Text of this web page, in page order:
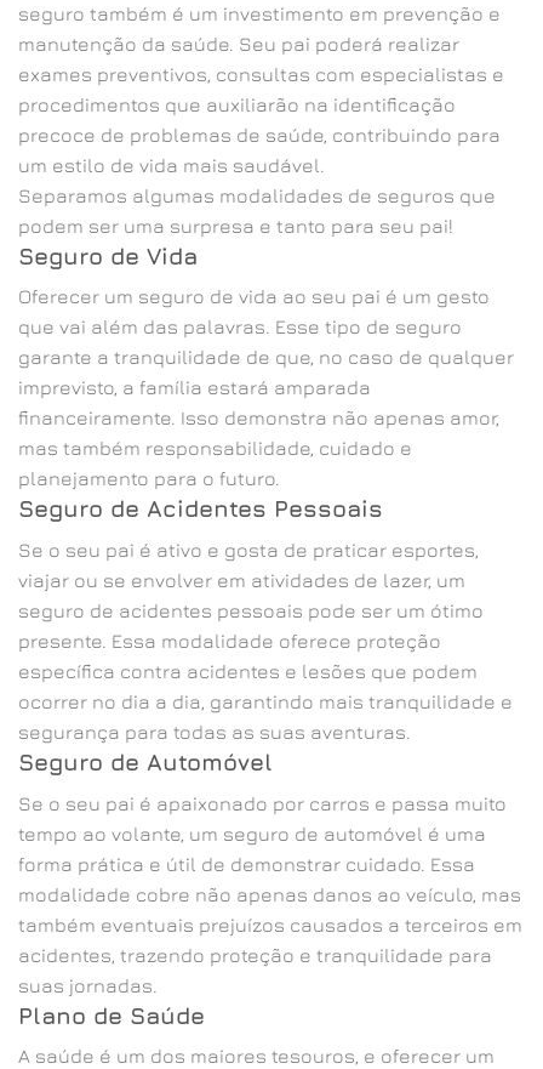
seguro também é um investimento em prevenção e
manutenção da saúde. Seu pai poderá realizar
exames preventivos, consultas com especialistas e
procedimentos que auxiliarão na identificação
precoce de problemas de saúde, contribuindo para
um estilo de vida mais saudável.
Separamos algumas modalidades de seguros que
podem ser uma surpresa e tanto para seu pai!
Seguro de Vida
Oferecer um seguro de vida ao seu pai é um gesto
que vai além das palavras. Esse tipo de seguro
garante a tranquilidade de que, no caso de qualquer
imprevisto, a família estará amparada
financeiramente. Isso demonstra não apenas amor,
mas também responsabilidade, cuidado e
planejamento para o futuro.
Seguro de Acidentes Pessoais
Se o seu pai é ativo e gosta de praticar esportes,
viajar ou se envolver em atividades de lazer, um
seguro de acidentes pessoais pode ser um ótimo
presente. Essa modalidade oferece proteção
específica contra acidentes e lesões que podem
ocorrer no dia a dia, garantindo mais tranquilidade e
segurança para todas as suas aventuras.
Seguro de Automóvel
Se o seu pai é apaixonado por carros e passa muito
tempo ao volante, um seguro de automóvel é uma
forma prática e útil de demonstrar cuidado. Essa
modalidade cobre não apenas danos ao veículo, mas
também eventuais prejuízos causados a terceiros em
acidentes, trazendo proteção e tranquilidade para
suas jornadas.
Plano de Saúde
A saúde é um dos maiores tesouros, e oferecer um